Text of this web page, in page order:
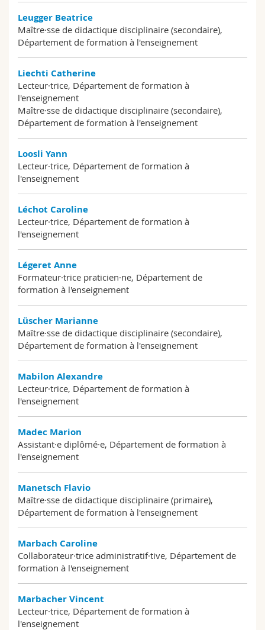
Leugger Beatrice
Maître·sse de didactique disciplinaire (secondaire),
Département de formation à l'enseignement
Liechti Catherine
Lecteur·trice, Département de formation à
l'enseignement
Maître·sse de didactique disciplinaire (secondaire),
Département de formation à l'enseignement
Loosli Yann
Lecteur·trice, Département de formation à
l'enseignement
Léchot Caroline
Lecteur·trice, Département de formation à
l'enseignement
Légeret Anne
Formateur·trice praticien·ne, Département de
formation à l'enseignement
Lüscher Marianne
Maître·sse de didactique disciplinaire (secondaire),
Département de formation à l'enseignement
Mabilon Alexandre
Lecteur·trice, Département de formation à
l'enseignement
Madec Marion
Assistant·e diplômé·e, Département de formation à
l'enseignement
Manetsch Flavio
Maître·sse de didactique disciplinaire (primaire),
Département de formation à l'enseignement
Marbach Caroline
Collaborateur·trice administratif·tive, Département de
formation à l'enseignement
Marbacher Vincent
Lecteur·trice, Département de formation à
l'enseignement